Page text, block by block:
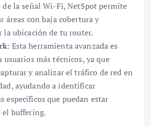
la señal Wi-Fi, NetSpot permite
áreas con baja cobertura y
la ubicación de tu router.
: Esta herramienta avanzada es
usuarios más técnicos, ya que
y analizar el tráfico de red en
ayudando a identificar
específicos que puedan estar
el buffering.